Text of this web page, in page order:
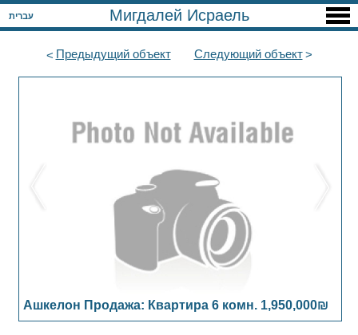
עברית Мигдалей Исраель
Предыдущийобъект Следующийобъект
Ашкелон Продажа: Квартира 6 комн. 1,950,000₪